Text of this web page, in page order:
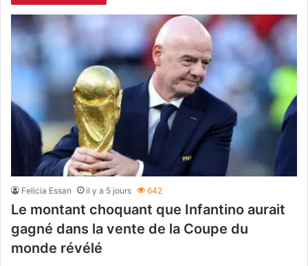
Felicia Essan il y a 5 jours 642
Le montant choquant que Infantino aurait
gagné dans la vente de la Coupe du
monde révélé